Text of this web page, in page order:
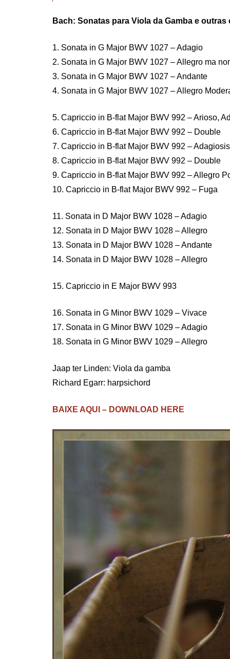
Bach: Sonatas para Viola da Gamba e outras
1. Sonata in G Major BWV 1027 – Adagio
2. Sonata in G Major BWV 1027 – Allegro ma
3. Sonata in G Major BWV 1027 – Andante
4. Sonata in G Major BWV 1027 – Allegro
5. Capriccio in B-flat Major BWV 992 – Arioso,
6. Capriccio in B-flat Major BWV 992 – Double
7. Capriccio in B-flat Major BWV 992 –
8. Capriccio in B-flat Major BWV 992 – Double
9. Capriccio in B-flat Major BWV 992 – Allegro
10. Capriccio in B-flat Major BWV 992 – Fuga
11. Sonata in D Major BWV 1028 – Adagio
12. Sonata in D Major BWV 1028 – Allegro
13. Sonata in D Major BWV 1028 – Andante
14. Sonata in D Major BWV 1028 – Allegro
15. Capriccio in E Major BWV 993
16. Sonata in G Minor BWV 1029 – Vivace
17. Sonata in G Minor BWV 1029 – Adagio
18. Sonata in G Minor BWV 1029 – Allegro
Jaap ter Linden: Viola da gamba
Richard Egarr: harpsichord
BAIXE AQUI – DOWNLOAD HERE